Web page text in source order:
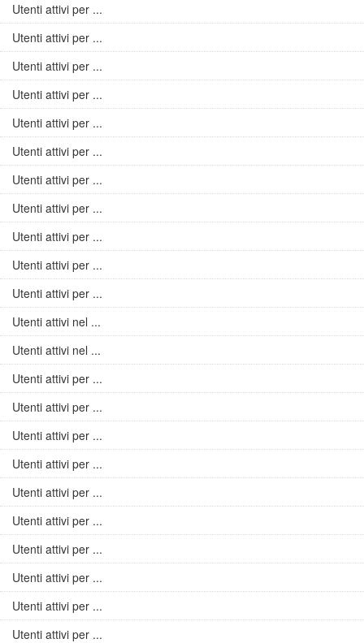
Utenti attivi per ...
Utenti attivi per ...
Utenti attivi per ...
Utenti attivi per ...
Utenti attivi per ...
Utenti attivi per ...
Utenti attivi per ...
Utenti attivi per ...
Utenti attivi per ...
Utenti attivi per ...
Utenti attivi per ...
Utenti attivi nel ...
Utenti attivi nel ...
Utenti attivi per ...
Utenti attivi per ...
Utenti attivi per ...
Utenti attivi per ...
Utenti attivi per ...
Utenti attivi per ...
Utenti attivi per ...
Utenti attivi per ...
Utenti attivi per ...
Utenti attivi per ...